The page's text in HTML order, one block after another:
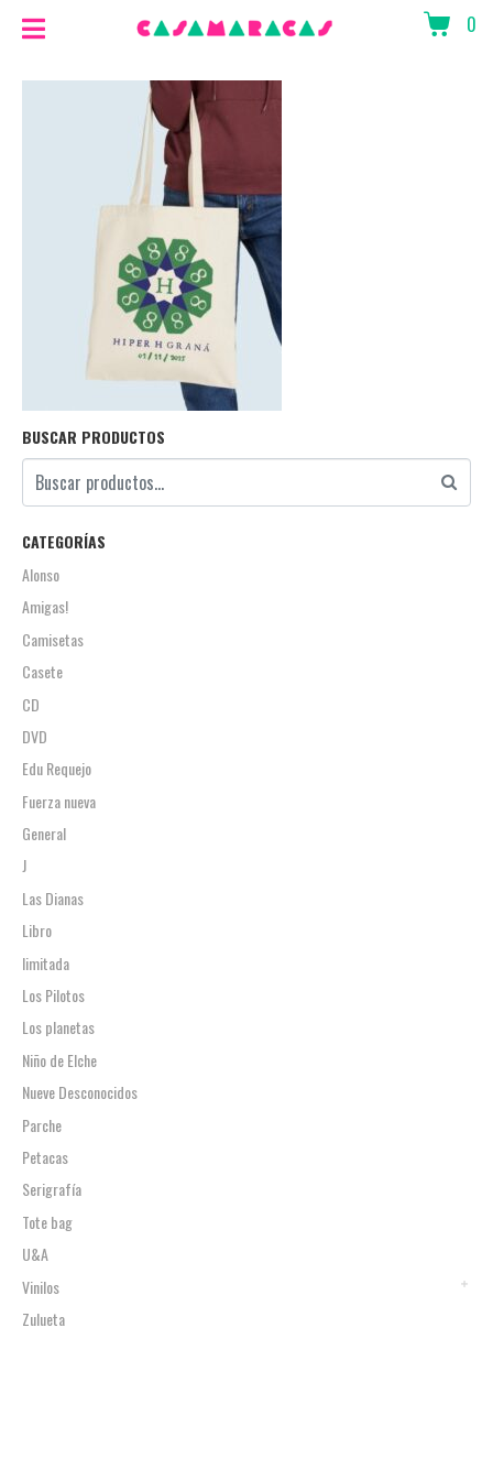
0
BUSCAR PRODUCTOS
CATEGORÍAS
Alonso
Amigas!
Camisetas
Casete
CD
DVD
Edu Requejo
Fuerza nueva
General
J
Las Dianas
Libro
limitada
Los Pilotos
Los planetas
Niño de Elche
Nueve Desconocidos
Parche
Petacas
Serigrafía
Tote bag
U&A
Vinilos
Zulueta